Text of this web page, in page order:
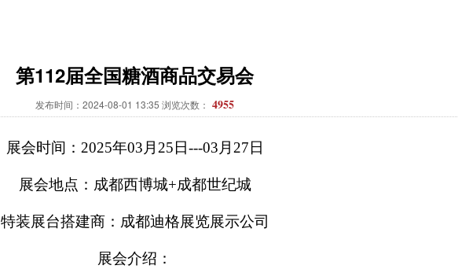
第112届全国糖酒商品交易会
发布时间：2024-08-01 13:35 浏览次数： 4955
展会时间： 2025年03 月 25 日---03月 27 日
展会地点： 成都西博城+成都世纪城
特装展台搭建商：成都迪格展览展示公司
展会介绍：